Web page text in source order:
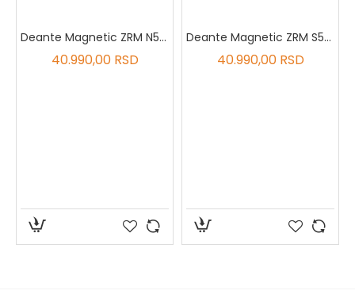
Deante Magnetic ZRM N503
40.990,00 RSD
Deante Magnetic ZRM S503
40.990,00 RSD